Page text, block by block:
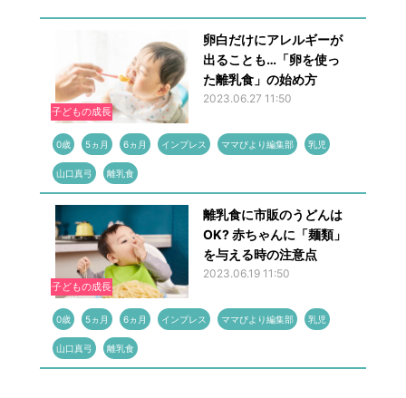
子どもの成長
卵白だけにアレルギーが
出ることも…「卵を使っ
た離乳食」の始め方
2023.06.27 11:50
0歳 5ヵ月 6ヵ月 インプレス ママびより編集部 乳児
山口真弓 離乳食
子どもの成長
離乳食に市販のうどんは
OK? 赤ちゃんに「麺類」
を与える時の注意点
2023.06.19 11:50
0歳 5ヵ月 6ヵ月 インプレス ママびより編集部 乳児
山口真弓 離乳食